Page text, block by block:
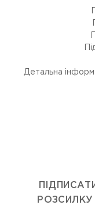
Детальна
РОЗСИЛКУ